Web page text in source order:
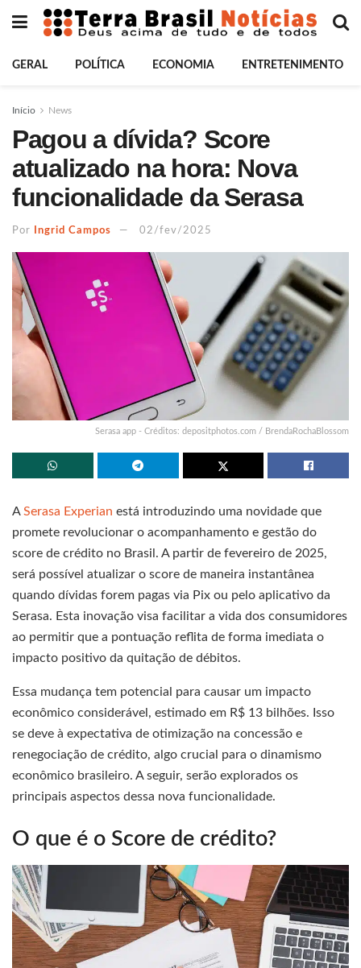
GERAL POLÍTICA ECONOMIA ENTRETENIMENTO
Início News
Pagou a dívida? Score
atualizado na hora: Nova
funcionalidade da Serasa
Por Ingrid Campos 02/fev/2025
Serasa app - Créditos: depositphotos.com / BrendaRochaBlossom
ASerasa Experian está introduzindo uma novidade que
promete revolucionar o acompanhamento e gestão do
score de crédito no Brasil. A partir de fevereiro de 2025,
será possível atualizar o score de maneira instantânea
quando dívidas forem pagas via Pix ou pelo aplicativo da
Serasa. Esta inovação visa facilitar a vida dos consumidores
ao permitir que a pontuação reflita de forma imediata o
impacto positivo da quitação de débitos.
Essa mudança tem potencial para causar um impacto
econômico considerável, estimado em R$ 13 bilhões. Isso
se deve à expectativa de otimização na concessão e
renegociação de crédito, algo crucial para o dinamismo
econômico brasileiro. A seguir, serão explorados os
principais aspectos dessa nova funcionalidade.
O que é o Score de crédito?